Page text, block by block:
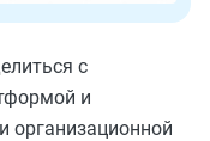
с
и
организационной